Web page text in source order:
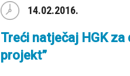
14.02.2016.
Treći natječaj HGK za
projekt”